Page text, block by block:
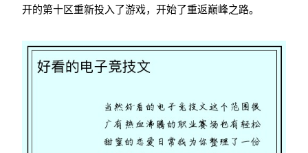
开的第十区重新投入了游戏，开始了重返巅峰之路。